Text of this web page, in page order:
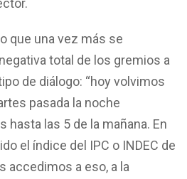
que una vez más se
total de los gremios a
de diálogo: “hoy volvimos
pasada la noche
las 5 de la mañana. En
el índice del IPC o INDEC de
accedimos a eso, a la